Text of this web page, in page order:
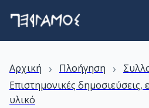
Αρχική › Πλοήγηση ›
Επιστημονικές δημοσιεύσεις,
υλικό